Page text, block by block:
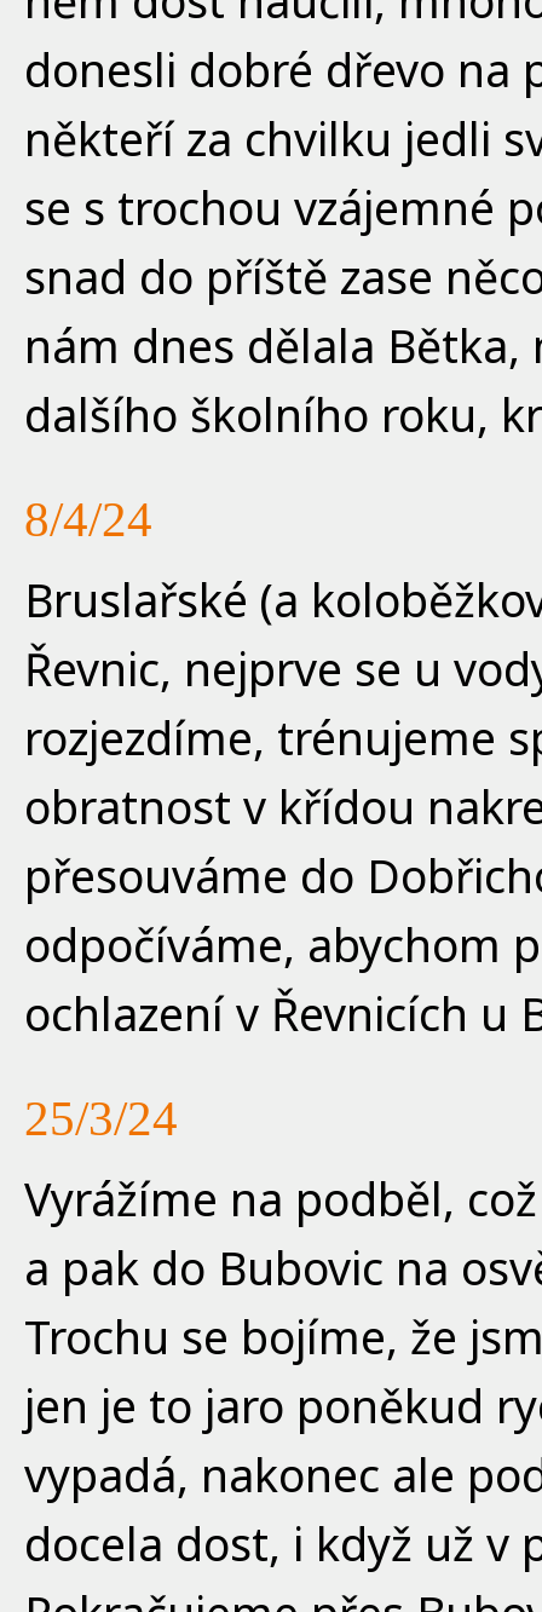
donesli dobré dřevo na
někteří za chvilku jedli
se s trochou vzájemné
snad do příště zase
nám dnes dělala
dalšího školního roku,
8/4/24
Bruslařské (a
Řevnic, nejprve se u
rozjezdíme, trénujeme
obratnost v křídou
přesouváme do
odpočíváme, abychom
ochlazení v Řevnicích u
25/3/24
Vyrážíme na podběl,
a pak do Bubovic na
Trochu se bojíme, že
jen je to jaro poněkud
vypadá, nakonec ale
docela dost, i když už v